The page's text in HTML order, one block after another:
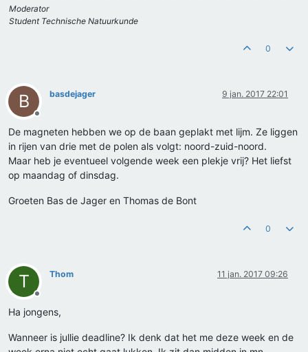
Moderator
Student Technische Natuurkunde
0
B
Offline
basdejager 9 jan. 2017 22:01
De magneten hebben we op de baan geplakt met lijm. Ze liggen
in rijen van drie met de polen als volgt: noord-zuid-noord.
Maar heb je eventueel volgende week een plekje vrij? Het liefst
op maandag of dinsdag.
Groeten Bas de Jager en Thomas de Bont
0
T
Offline
Thom 11 jan. 2017 09:26
Ha jongens,
Wanneer is jullie deadline? Ik denk dat het me deze week en de